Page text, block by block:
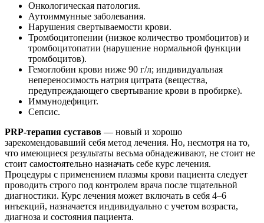
Онкологическая патология.
Аутоиммунные заболевания.
Нарушения свертываемости крови.
Тромбоцитопении (низкое количество тромбоцитов) и
тромбоцитопатии (нарушение нормальной функции
тромбоцитов).
Гемоглобин крови ниже 90 г/л; индивидуальная
непереносимость натрия цитрата (вещества,
предупреждающего свертывание крови в пробирке).
Иммунодефицит.
Сепсис.
PRP-терапия суставов — новый и хорошо
зарекомендовавший себя метод лечения. Но, несмотря на то,
что имеющиеся результаты весьма обнадеживают, не стоит не
стоит самостоятельно назначать себе курс лечения.
Процедуры с применением плазмы крови пациента следует
проводить строго под контролем врача после тщательной
диагностики. Курс лечения может включать в себя 4–6
инъекций, назначается индивидуально с учетом возраста,
диагноза и состояния пациента.